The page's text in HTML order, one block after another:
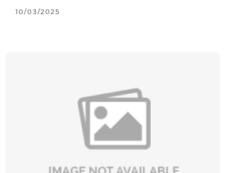
10/03/2025